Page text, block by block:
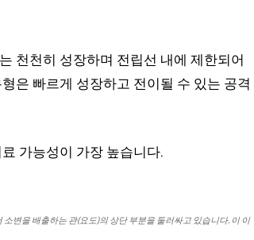
천천히 성장하며 전립선 내에 제한되어
은 빠르게 성장하고 전이될 수 있는 공격
가능성이 가장 높습니다.
변을 배출하는 관(요도)의 상단 부분을 둘러싸고 있습니다. 이 이